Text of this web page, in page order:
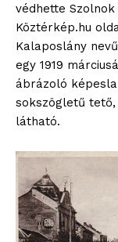
védhette
Köztérkép.hu
Kalaposlány
egy 1919
ábrázoló
sokszögletű
látható.